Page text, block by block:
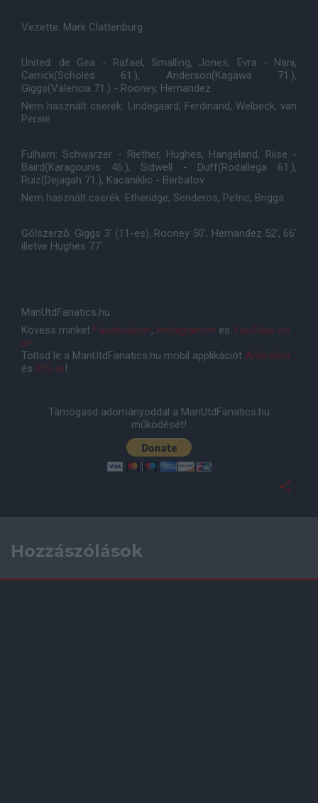
Vezette: Mark Clattenburg
United: de Gea - Rafael, Smalling, Jones, Evra - Nani,
Carrick(Scholes 61.), Anderson(Kagawa 71.),
Giggs(Valencia 71.) - Rooney, Hernandez
Nem használt cserék: Lindegaard, Ferdinand, Welbeck, van
Persie
Fulham: Schwarzer - Riether, Hughes, Hangeland, Riise -
Baird(Karagounis 46.), Sidwell - Duff(Rodallega 61.),
Ruiz(Dejagah 71.), Kacaniklic - Berbatov
Nem használt cserék: Etheridge, Senderos, Petric, Briggs
Gólszerzõ: Giggs 3' (11-es), Rooney 50', Hernandez 52', 66'
illetve Hughes 77'
ManUtdFanatics.hu
Kövess minket Facebookon, Instagramon és YouTube-on
is!
Töltsd le a ManUtdFanatics.hu mobil applikációt Androidra
és iOS-re!
Támogasd adományoddal a ManUtdFanatics.hu
működését!
Hozzászólások